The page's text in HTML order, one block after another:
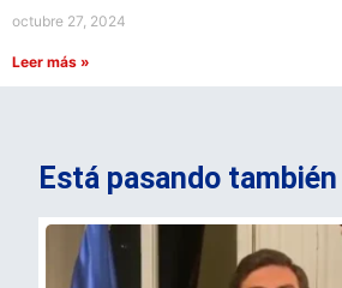
octubre 27, 2024
Leer más »
Está pasando también